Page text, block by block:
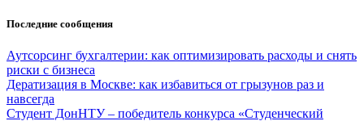
Перейти
содержанию
Последние сообщения
Аутсорсинг бухгалтерии: как оптимизировать расходы и снять
риски с бизнеса
Дератизация в Москве: как избавиться от грызунов раз и
навсегда
Студент ДонНТУ – победитель конкурса «Студенческий